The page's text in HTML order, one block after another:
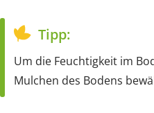
Tipp:
Um die Feuchtigkeit im
Mulchen des Bodens